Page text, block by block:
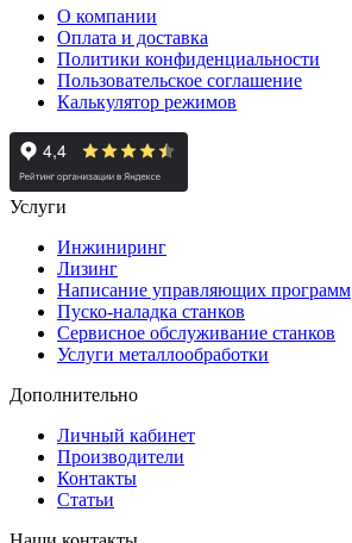
О компании
Оплата и доставка
Политики конфиденциальности
Пользовательское соглашение
Калькулятор режимов
Услуги
Инжиниринг
Лизинг
Написание управляющих программ
Пуско-наладка станков
Сервисное обслуживание станков
Услуги металлообработки
Дополнительно
Личный кабинет
Производители
Контакты
Статьи